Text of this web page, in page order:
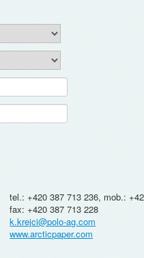
tel.: +420 387 713 236, mob.:
fax: +420 387 713 228
k.krejci@polo-ag.com
www.arcticpaper.com